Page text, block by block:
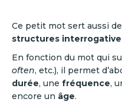
Ce petit mot sert aussi de
structures
En fonction du mot qui
often, etc.), il permet
durée, une fréquence,
encore un âge.